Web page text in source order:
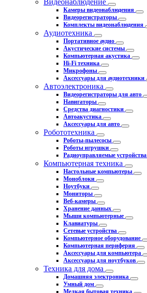
Видеонаблюдение
Камеры видеонаблюдения
Видеорегистраторы
Комплекты видеонаблюдения
Аудиотехника
Портативное аудио
Акустические системы
Компьютерная акустика
Hi-Fi техника
Микрофоны
Аксессуары для аудиотехники
Автоэлектроника
Видеорегистраторы для авто
Навигаторы
Средства диагностики
Автоакустика
Аксессуары для авто
Робототехника
Роботы-пылесосы
Роботы игрушки
Радиоуправляемые устройства
Компьютерная техника
Настольные компьютеры
Моноблоки
Ноутбуки
Мониторы
Веб-камеры
Хранение данных
Мыши компьютерные
Клавиатуры
Сетевые устройства
Компьютерное оборудование
Компьютерная периферия
Аксессуары для компьютера
Аксессуары для ноутбуков
Техника для дома
Домашняя электроника
Умный дом